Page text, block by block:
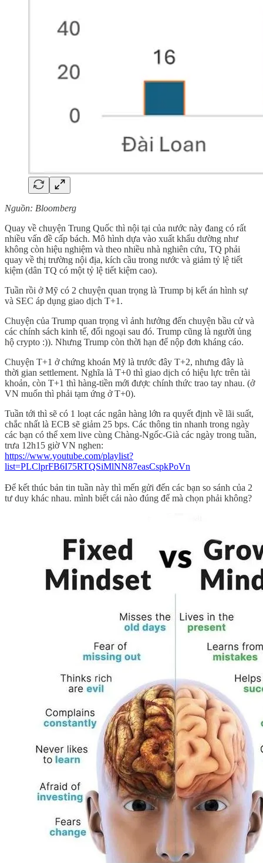
Nguồn: Bloomberg
Quay về chuyện Trung Quốc thì nội tại của nước này đang có rất
nhiều vấn đề cấp bách. Mô hình dựa vào xuất khẩu dường như
không còn hiệu nghiệm và theo nhiều nhà nghiên cứu, TQ phải
quay về thị trường nội địa, kích cầu trong nước và giảm tỷ lệ tiết
kiệm (dân TQ có một tỷ lệ tiết kiệm cao).
Tuần rồi ở Mỹ có 2 chuyện quan trọng là Trump bị kết án hình sự
và SEC áp dụng giao dịch T+1.
Chuyện của Trump quan trọng vì ảnh hưởng đến chuyện bầu cử và
các chính sách kinh tế, đối ngoại sau đó. Trump cũng là người ủng
hộ crypto :)). Nhưng Trump còn thời hạn để nộp đơn kháng cáo.
Chuyện T+1 ở chứng khoán Mỹ là trước đây T+2, nhưng đây là
thời gian settlement. Nghĩa là T+0 thì giao dịch có hiệu lực trên tài
khoản, còn T+1 thì hàng-tiền mới được chính thức trao tay nhau. (ở
VN muốn thì phải tạm ứng ở T+0).
Tuần tới thì sẽ có 1 loạt các ngân hàng lớn ra quyết định về lãi suất,
chắc nhất là ECB sẽ giảm 25 bps. Các thông tin nhanh trong ngày
các bạn có thể xem live cùng Chàng-Ngốc-Già các ngày trong tuần,
trưa 12h15 giờ VN nghen:
https://www.youtube.com/playlist?
list=PLClprFB6I75RTQSiMlNN87easCspkPoVn
Để kết thúc bản tin tuần này thì mến gửi đến các bạn so sánh của 2
tư duy khác nhau. mình biết cái nào đúng để mà chọn phải không?